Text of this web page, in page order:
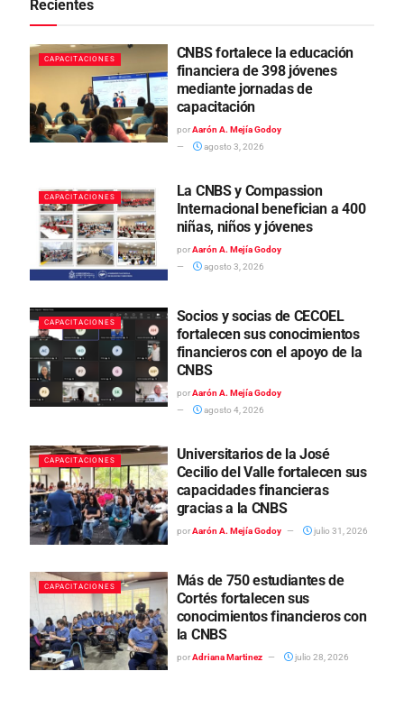
Recientes
CAPACITACIONES
CNBS fortalece la educación
financiera de 398 jóvenes
mediante jornadas de
capacitación
por Aarón A. Mejía Godoy
agosto 3, 2026
CAPACITACIONES
La CNBS y Compassion
Internacional benefician a 400
niñas, niños y jóvenes
por Aarón A. Mejía Godoy
agosto 3, 2026
CAPACITACIONES
Socios y socias de CECOEL
fortalecen sus conocimientos
financieros con el apoyo de la
CNBS
por Aarón A. Mejía Godoy
agosto 4, 2026
CAPACITACIONES
Universitarios de la José
Cecilio del Valle fortalecen sus
capacidades financieras
gracias a la CNBS
por Aarón A. Mejía Godoy julio 31, 2026
CAPACITACIONES
Más de 750 estudiantes de
Cortés fortalecen sus
conocimientos financieros con
la CNBS
por Adriana Martinez julio 28, 2026